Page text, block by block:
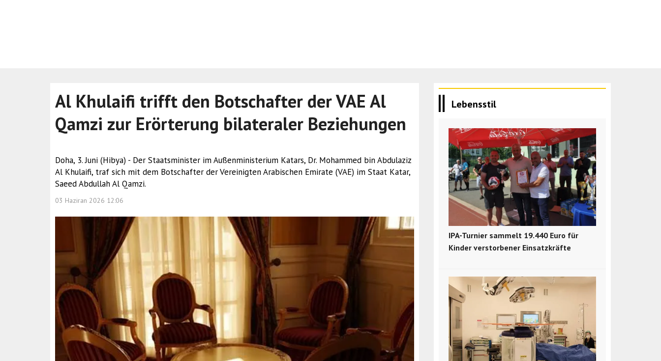
Al Khulaifi trifft den Botschafter der VAE Al
Qamzi zur Erörterung bilateraler Beziehungen
Doha, 3. Juni (Hibya) - Der Staatsminister im Außenministerium Katars, Dr. Mohammed bin Abdulaziz
Al Khulaifi, traf sich mit dem Botschafter der Vereinigten Arabischen Emirate (VAE) im Staat Katar,
Saeed Abdullah Al Qamzi.
03 Haziran 2026 12:06
Lebensstil
IPA-Turnier sammelt 19.440 Euro für
Kinder verstorbener Einsatzkräfte